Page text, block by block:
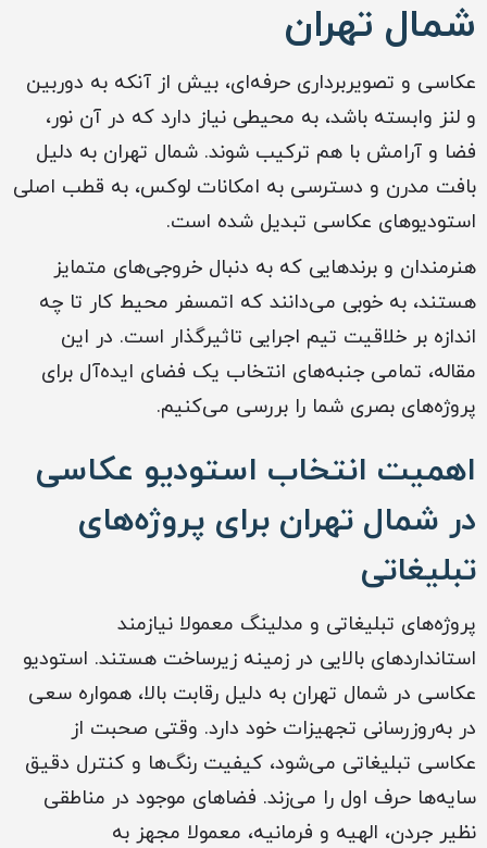
شمال تهران
عکاسی و تصویربرداری حرفه‌ای، بیش از آنکه به دوربین
و لنز وابسته باشد، به محیطی نیاز دارد که در آن نور،
فضا و آرامش با هم ترکیب شوند. شمال تهران به دلیل
بافت مدرن و دسترسی به امکانات لوکس، به قطب اصلی
استودیوهای عکاسی تبدیل شده است.
هنرمندان و برندهایی که به دنبال خروجی‌های متمایز
هستند، به خوبی می‌دانند که اتمسفر محیط کار تا چه
اندازه بر خلاقیت تیم اجرایی تاثیرگذار است. در این
مقاله، تمامی جنبه‌های انتخاب یک فضای ایده‌آل برای
پروژه‌های بصری شما را بررسی می‌کنیم.
اهمیت انتخاب استودیو عکاسی
در شمال تهران برای پروژه‌های
تبلیغاتی
پروژه‌های تبلیغاتی و مدلینگ معمولا نیازمند
استانداردهای بالایی در زمینه زیرساخت هستند. استودیو
عکاسی در شمال تهران به دلیل رقابت بالا، همواره سعی
در به‌روزرسانی تجهیزات خود دارد. وقتی صحبت از
عکاسی تبلیغاتی می‌شود، کیفیت رنگ‌ها و کنترل دقیق
سایه‌ها حرف اول را می‌زند. فضاهای موجود در مناطقی
نظیر جردن، الهیه و فرمانیه، معمولا مجهز به